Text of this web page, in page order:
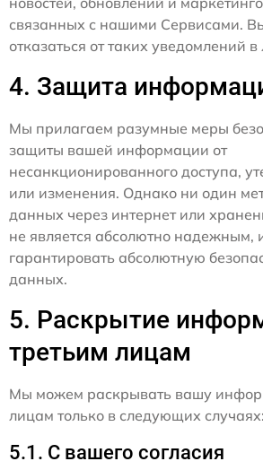
связанных с нашими Сервисами.
отказаться от таких уведомлений
4. Защита
Мы прилагаем разумные меры
защиты вашей информации от
несанкционированного доступа,
или изменения. Однако ни один
данных через интернет или
не является абсолютно
гарантировать абсолютную
данных.
5. Раскрытие
третьим лицам
Мы можем раскрывать вашу
лицам только в следующих случаях:
5.1. С вашего согласия